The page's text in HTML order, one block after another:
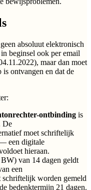
absoluut elektronisch
beginsel ook per email
maar dan moet
ontvangen en dat de
ontbinding is
De
moet schriftelijk
een digitale
hieraan.
van 14 dagen geldt
een
worden gemeld
bedenktermijn 21 dagen.